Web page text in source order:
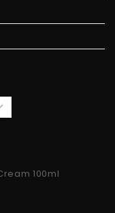
100ml